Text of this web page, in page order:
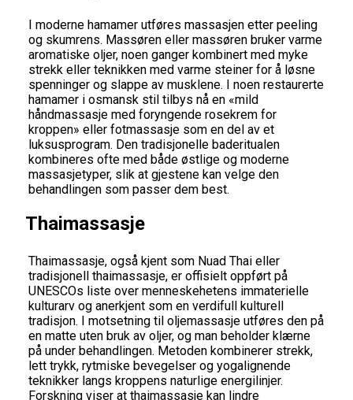
I moderne hamamer utføres massasjen etter peeling
og skumrens. Massøren eller massøren bruker varme
aromatiske oljer, noen ganger kombinert med myke
strekk eller teknikken med varme steiner for å løsne
spenninger og slappe av musklene. I noen restaurerte
hamamer i osmansk stil tilbys nå en «mild
håndmassasje med foryngende rosekrem for
kroppen» eller fotmassasje som en del av et
luksusprogram. Den tradisjonelle baderitualen
kombineres ofte med både østlige og moderne
massasjetyper, slik at gjestene kan velge den
behandlingen som passer dem best.
Thaimassasje
Thaimassasje, også kjent som Nuad Thai eller
tradisjonell thaimassasje, er offisielt oppført på
UNESCOs liste over menneskehetens immaterielle
kulturarv og anerkjent som en verdifull kulturell
tradisjon. I motsetning til oljemassasje utføres den på
en matte uten bruk av oljer, og man beholder klærne
på under behandlingen. Metoden kombinerer strekk,
lett trykk, rytmiske bevegelser og yogalignende
teknikker langs kroppens naturlige energilinjer.
Forskning viser at thaimassasje kan lindre